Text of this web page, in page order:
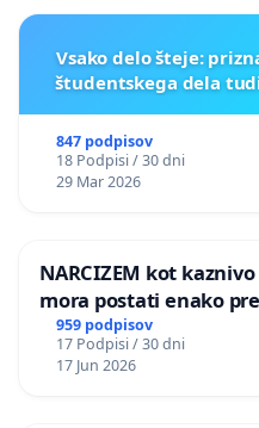
Vsako delo šteje:
študentskega dela
847 podpisov
18 Podpisi / 30 dni
29 Mar 2026
NARCIZEM kot
mora postati enako
nasilje
959 podpisov
17 Podpisi / 30 dni
17 Jun 2026